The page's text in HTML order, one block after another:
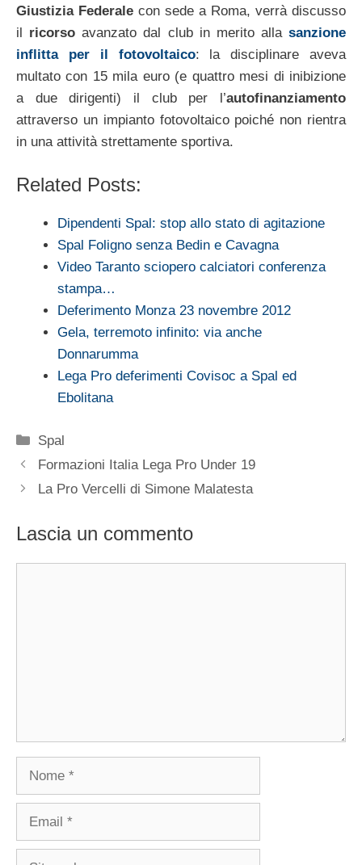
Giustizia Federale con sede a Roma, verrà discusso
il ricorso avanzato dal club in merito alla sanzione
inflitta per il fotovoltaico: la disciplinare aveva
multato con 15 mila euro (e quattro mesi di inibizione
a due dirigenti) il club per l’autofinanziamento
attraverso un impianto fotovoltaico poiché non rientra
in una attività strettamente sportiva.
Related Posts:
Dipendenti Spal: stop allo stato di agitazione
Spal Foligno senza Bedin e Cavagna
Video Taranto sciopero calciatori conferenza
stampa…
Deferimento Monza 23 novembre 2012
Gela, terremoto infinito: via anche
Donnarumma
Lega Pro deferimenti Covisoc a Spal ed
Ebolitana
Categorie
Spal
Formazioni Italia Lega Pro Under 19
La Pro Vercelli di Simone Malatesta
Lascia un commento